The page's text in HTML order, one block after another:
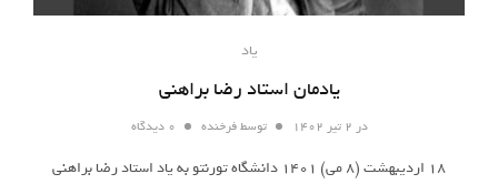
یاد
یادمان استاد رضا براهنی
در توسطفرخنده ۰ دیدگاه
۱۸ اردیبهشت (۸ می) ۱۴۰۱ دانشگاه تورنتو به یاد استاد رضا براهنی